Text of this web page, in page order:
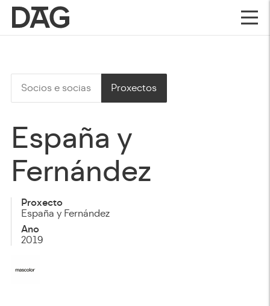
Socios e socias Proxectos
España y
Fernández
Proxecto
España y Fernández
Ano
2019